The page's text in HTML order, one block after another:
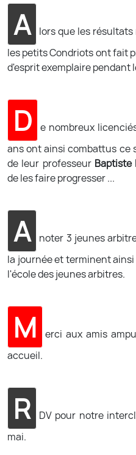
A
lors que les
les petits Condriots ont fait
d'esprit exemplaire pendant
D
e nombreux
ans ont ainsi combattus ce
de leur professeur
de les faire progresser ...
A
noter 3 jeunes
la journée et terminent
l'école des jeunes arbitres.
M
erci aux amis
accueil.
R
DV pour notre
mai.